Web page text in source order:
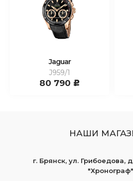
Jaguar
J959/1
80 790 c
НАШИ
г. Брянск, ул. Грибоедова,
"Хронограф"